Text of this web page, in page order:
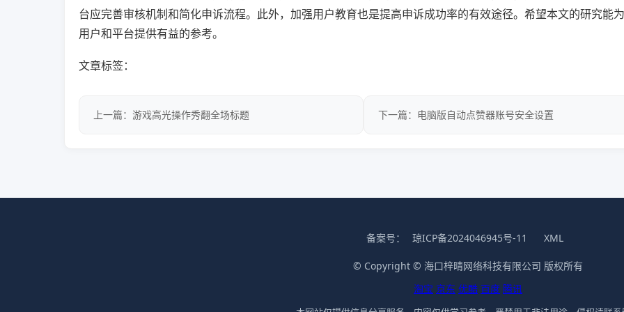
台应完善审核机制和简化申诉流程。此外，加强用户教育也是提高申诉成功率的有效途径。希望本文的研究能
用户和平台提供有益的参考。
文章标签：
上一篇：游戏高光操作秀翻全场标题 下一篇：电脑版自动点赞器账号安全设置
备案号： 琼ICP备2024046945号-11 XML
© Copyright © 海口梓晴网络科技有限公司 版权所有
淘宝 京东 优酷 百度 腾讯